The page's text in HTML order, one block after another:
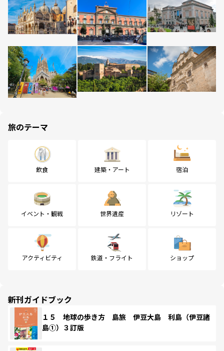
旅のテーマ
飲食 建築・アート 宿泊
イベント・観戦 世界遺産 リゾート
アクティビティ 鉄道・フライト ショップ
新刊ガイドブック
１５ 地球の歩き方 島旅 伊豆大島 利島（伊豆諸
島①）３訂版